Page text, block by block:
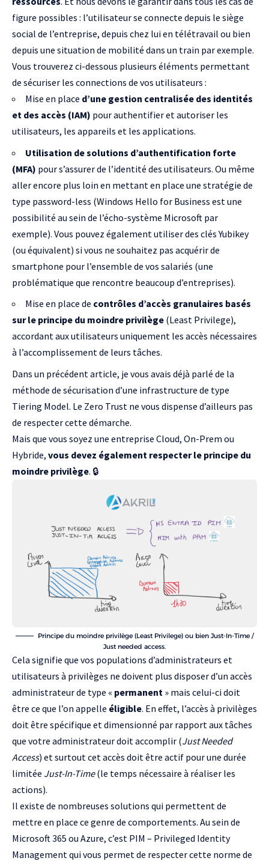
figure possibles : l’utilisateur se connecte depuis le siège
social de l’entreprise, depuis chez lui en télétravail ou bien
depuis une situation de mobilité dans un train par exemple.
Vous trouverez ci-dessous plusieurs éléments permettant
de sécuriser les connections de vos utilisateurs :
Mise en place d’une gestion centralisée des identités
et des accès (IAM) pour authentifier et autoriser les
utilisateurs, les appareils et les applications.
Utilisation de solutions d’authentification forte
(MFA) pour s’assurer de l’identité des utilisateurs. Ou même
aller encore plus loin en mettant en place une stratégie de
type password-less (Windows Hello for Business est une
possibilité au sein de l’écho-système Microsoft par
exemple). Vous pouvez également utiliser des clésYubikey
(ou équivalent) si vous ne souhaitez pas acquérir de
smartphone pour l’ensemble de vos salariés (une
problématique que rencontre beaucoup d’entreprises).
Mise en place de contrôles d’accès granulaires basés
sur le principe du moindre privilège (Least Privilege),
accordant aux utilisateurs uniquement les accès nécessaires
à l’accomplissement de leurs tâches.
Dans un précédent article, je vous avais déjà parlé de la
méthode de sécurisation d’une infrastructure de type
Tiering Model. Le Zero Trust ne vous dispense d’ailleurs pas
de respecter cette démarche.
Mais que vous soyez une entreprise Cloud, On-Prem ou
Hybride, vous devez également respecter le principe du
moindre privilège. 🔒
Principe du moindre privilège (Least Privilege) ou bien Just-In-Time /
Just needed access.
Cela signifie que vos populations d’administrateurs et
utilisateurs à privilèges ne doivent plus disposer d’un accès
administrateur de type « permanent » mais celui-ci doit
être ce que l’on appelle éligible. En effet, l’accès à privilèges
doit être spécifique et dimensionné par rapport aux tâches
que votre administrateur doit accomplir (Just Needed
Access) et surtout cet accès doit être actif pour une durée
limitée Just-In-Time(le temps nécessaire à réaliser les
actions).
Il existe de nombreuses solutions qui permettent de
mettre en place ce genre de comportements. Au sein de
Microsoft 365 ou Azure, c’est PIM – Privileged Identity
Management qui vous permet de respecter cette norme de